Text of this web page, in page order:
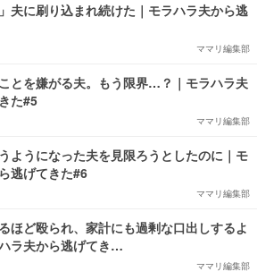
夫に刷り込まれ続けた｜モラハラ夫から逃
ママリ編集部
とを嫌がる夫。もう限界…？｜モラハラ夫
た#5
ママリ編集部
ようになった夫を見限ろうとしたのに｜モ
逃げてきた#6
ママリ編集部
ほど殴られ、家計にも過剰な口出しするよ
ラ夫から逃げてき…
ママリ編集部